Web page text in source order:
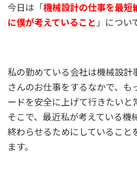
今日は「機械設計の仕事を最短
に僕が考えていること 」につい
私の勤めている会社は機械設計
さんのお仕事をするなかで、も
ードを安全に上げて行きたいと
そこで、最近私が考えている機
終わらせるためにしていること
ます。